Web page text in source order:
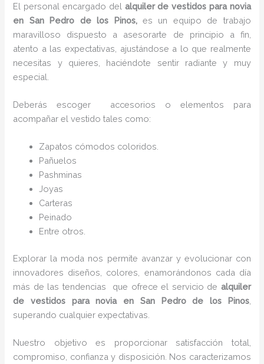
El personal encargado del alquiler de vestidos para novia
en San Pedro de los Pinos,es un equipo de trabajo
maravilloso dispuesto a asesorarte de principio a fin,
atento a las expectativas, ajustándose a lo que realmente
necesitas y quieres, haciéndote sentir radiante y muy
especial.
Deberás escoger accesorios o elementos para
acompañar el vestido tales como:
Zapatos cómodos coloridos.
Pañuelos
Pashminas
Joyas
Carteras
Peinado
Entre otros.
Explorar la moda nos permite avanzar y evolucionar con
innovadores diseños, colores, enamorándonos cada día
más de las tendencias que ofrece el servicio de alquiler
de vestidos para novia en San Pedro de los Pinos,
superando cualquier expectativas.
Nuestro objetivo es proporcionar satisfacción total,
compromiso, confianza y disposición. Nos caracterizamos